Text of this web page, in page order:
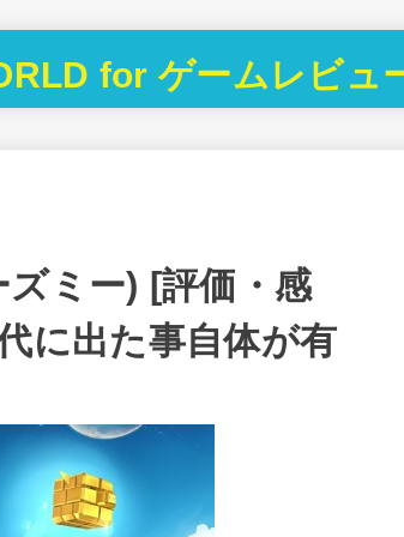
for ゲームレビュ
ズミー) [評価・感
に出た事自体が有